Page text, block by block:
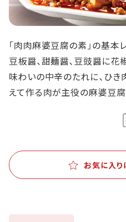
「肉肉麻婆豆腐の素」の基本
豆板醤、甜麺醤、豆豉醤に花
味わいの中辛のたれに、ひ
えて作る肉が主役の麻婆豆腐
お気に入り